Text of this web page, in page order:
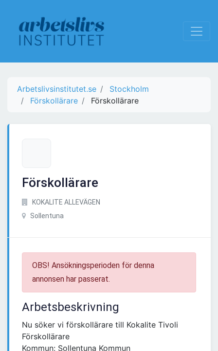
Arbetslivsinstitutet.se
Stockholm
Förskollärare
Förskollärare
Förskollärare
KOKALITE ALLEVÄGEN
Sollentuna
OBS! Ansökningsperioden för denna
annonsen har passerat.
Arbetsbeskrivning
Nu söker vi förskollärare till Kokalite Tivoli
Förskollärare
Kommun: Sollentuna Kommun